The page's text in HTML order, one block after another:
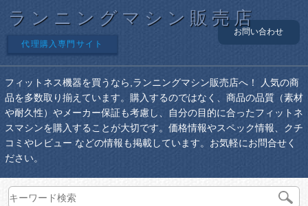
ランニングマシン販売店
代理購入専門サイト
お問い合わせ
フィットネス機器を買うなら,ランニングマシン販売店へ！ 人気の商
品を多数取り揃えています。購入するのではなく、商品の品質（素材
や耐久性）やメーカー保証も考慮し、自分の目的に合ったフィットネ
スマシンを購入することが大切です。価格情報やスペック情報、クチ
コミやレビュー などの情報も掲載しています。お気軽にお問合せく
ださい。